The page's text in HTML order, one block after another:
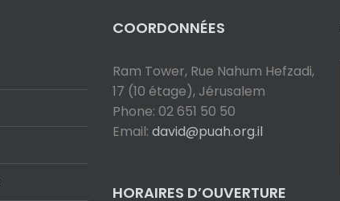
COORDONNÉES
Ram Tower, Rue Nahum Hefzadi,
17 (10 étage), Jérusalem
Phone: 02 651 50 50
Email: david@puah.org.il
HORAIRES D’OUVERTURE